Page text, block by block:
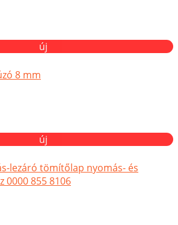
új
8 mm
új
lezáró tömítőlap nyomás- és
0000 855 8106